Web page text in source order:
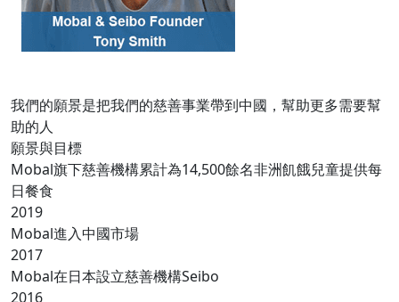
我們的願景是把我們的慈善事業帶到中國，幫助更多需要幫
助的人
願景與目標
Mobal旗下慈善機構累計為14,500餘名非洲飢餓兒童提供每
日餐食
2019
Mobal進入中國市場
2017
Mobal在日本設立慈善機構Seibo
2016